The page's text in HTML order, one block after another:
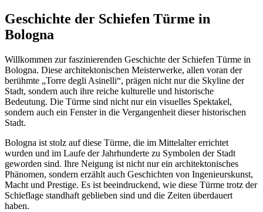
Geschichte der Schiefen Türme in
Bologna
Willkommen zur faszinierenden Geschichte der Schiefen Türme in
Bologna. Diese architektonischen Meisterwerke, allen voran der
berühmte „Torre degli Asinelli“, prägen nicht nur die Skyline der
Stadt, sondern auch ihre reiche kulturelle und historische
Bedeutung. Die Türme sind nicht nur ein visuelles Spektakel,
sondern auch ein Fenster in die Vergangenheit dieser historischen
Stadt.
Bologna ist stolz auf diese Türme, die im Mittelalter errichtet
wurden und im Laufe der Jahrhunderte zu Symbolen der Stadt
geworden sind. Ihre Neigung ist nicht nur ein architektonisches
Phänomen, sondern erzählt auch Geschichten von Ingenieurskunst,
Macht und Prestige. Es ist beeindruckend, wie diese Türme trotz der
Schieflage standhaft geblieben sind und die Zeiten überdauert
haben.